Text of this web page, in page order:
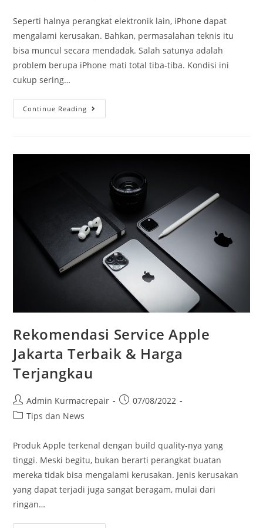
Seperti halnya perangkat elektronik lain, iPhone dapat
mengalami kerusakan. Bahkan, permasalahan teknis itu
bisa muncul secara mendadak. Salah satunya adalah
problem berupa iPhone mati total tiba-tiba. Kondisi ini
cukup sering…
Continue Reading
Rekomendasi Service Apple
Jakarta Terbaik & Harga
Terjangkau
Admin Kurmacrepair
07/08/2022
Tips dan News
Produk Apple terkenal dengan build quality-nya yang
tinggi. Meski begitu, bukan berarti perangkat buatan
mereka tidak bisa mengalami kerusakan. Jenis kerusakan
yang dapat terjadi juga sangat beragam, mulai dari
ringan…